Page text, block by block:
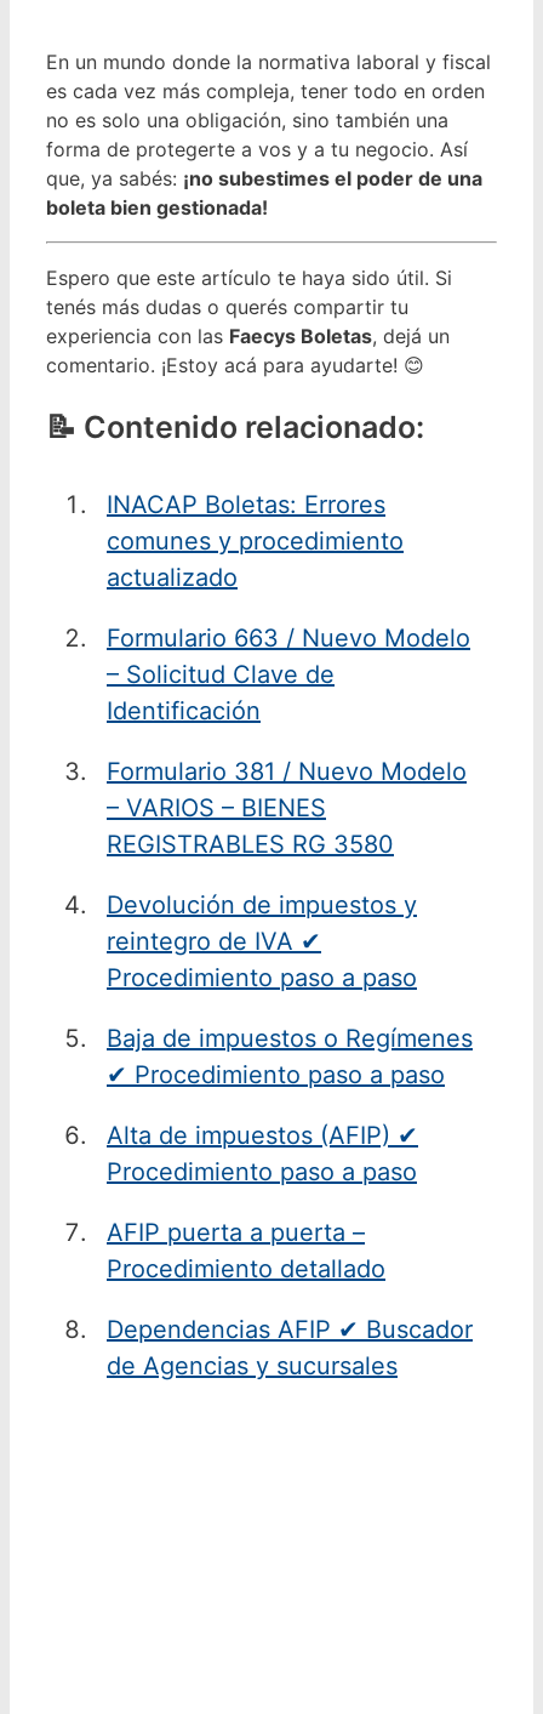
En un mundo donde la normativa laboral y fiscal
es cada vez más compleja, tener todo en orden
no es solo una obligación, sino también una
forma de protegerte a vos y a tu negocio. Así
que, ya sabés: ¡no subestimes el poder de una
boleta bien gestionada!
Espero que este artículo te haya sido útil. Si
tenés más dudas o querés compartir tu
experiencia con las Faecys Boletas, dejá un
comentario. ¡Estoy acá para ayudarte! 😊
Contenido relacionado:
INACAP Boletas: Errores
comunes y procedimiento
actualizado
Formulario 663 / Nuevo Modelo
– Solicitud Clave de
Identificación
Formulario 381 / Nuevo Modelo
– VARIOS – BIENES
REGISTRABLES RG 3580
Devolución de impuestos y
reintegro de IVA ✔
Procedimiento paso a paso
Baja de impuestos o Regímenes
✔ Procedimiento paso a paso
Alta de impuestos (AFIP) ✔
Procedimiento paso a paso
AFIP puerta a puerta –
Procedimiento detallado
Dependencias AFIP ✔ Buscador
de Agencias y sucursales